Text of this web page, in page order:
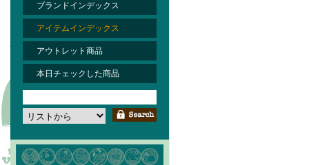
ブランドインデックス
アイテムインデックス
アウトレット商品
本日チェックした商品